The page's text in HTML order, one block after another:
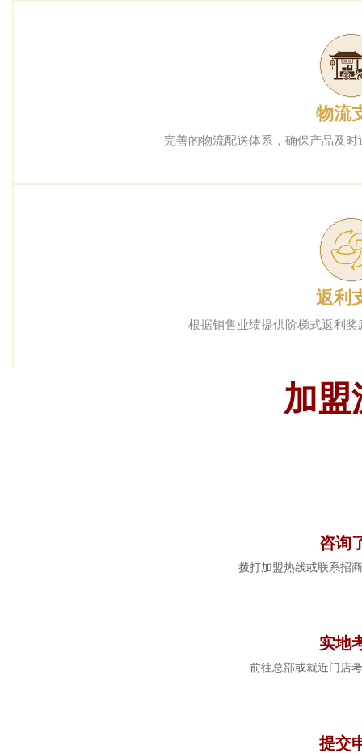
物流
完善的物流配送体系，确保产品及
返利
根据销售业绩提供阶梯式返利
加盟
咨询
拨打加盟热线或联系招
实地
前往总部或就近门店
提交